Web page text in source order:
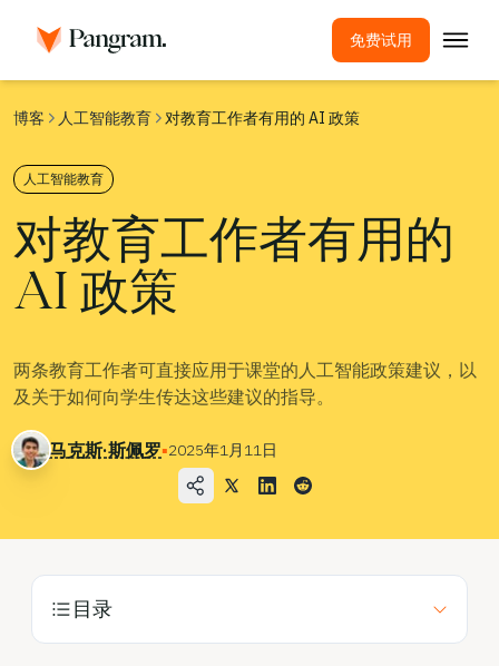
免费试用
图像探测器
浏览器扩展程序
API
集成
多语言AI检测
用例
博客
定价
联系销售部
博客 人工智能教育 对教育工作者有用的 AI 政策
人工智能教育
对教育工作者有用的
AI 政策
两条教育工作者可直接应用于课堂的人工智能政策建议，以
及关于如何向学生传达这些建议的指导。
马克斯·斯佩罗▪2025年1月11日
目录